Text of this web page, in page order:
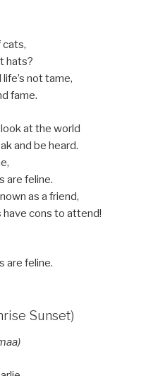
cats,
hats?
not tame,
fame.
at the world
and be heard.
are feline.
as a friend,
have cons to attend!
are feline.
Sunset)